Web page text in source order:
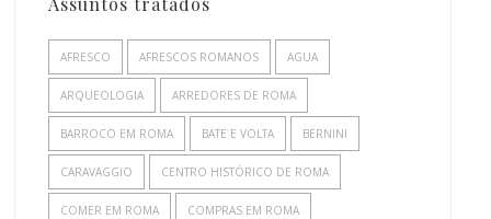
AFRESCO AFRESCOS ROMANOS AGUA
ARQUEOLOGIA ARREDORES DE ROMA
BARROCO EM ROMA BATE E VOLTA BERNINI
CARAVAGGIO CENTRO HISTÓRICO DE ROMA
COMER EM ROMA COMPRAS EM ROMA